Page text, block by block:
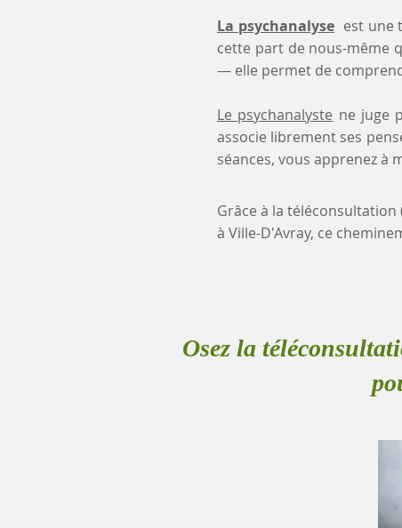
La psychanalyse est une
cette part de nous-même
— elle permet de
Le psychanalyste ne juge
associe librement ses
séances, vous apprenez à
Grâce à la
à Ville-D'Avray, ce
Osez la